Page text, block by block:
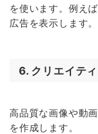
を使います。例え
広告を表示します。
6. クリエイテ
高品質な画像や動
を作成します。